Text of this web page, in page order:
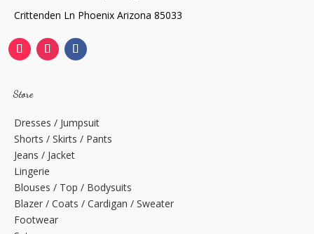
Crittenden Ln Phoenix Arizona 85033
Store
Dresses / Jumpsuit
Shorts / Skirts / Pants
Jeans / Jacket
Lingerie
Blouses / Top / Bodysuits
Blazer / Coats / Cardigan / Sweater
Footwear